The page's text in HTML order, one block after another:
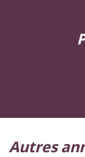
autres annonces immobilières